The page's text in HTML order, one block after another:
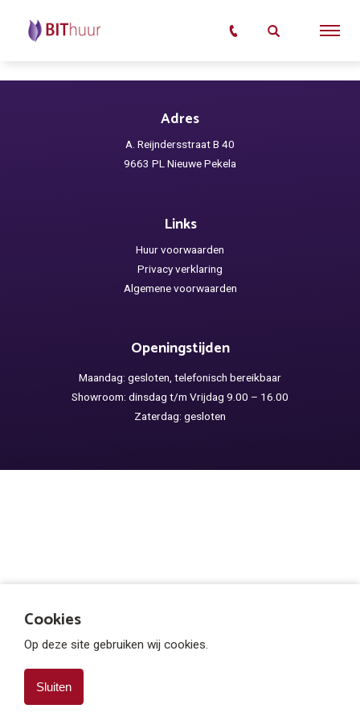
Cookies
Op deze site gebruiken wij cookies.
Sluiten
Adres
A. Reijndersstraat B 40
9663 PL Nieuwe Pekela
Links
Huur voorwaarden
Privacy verklaring
Algemene voorwaarden
Openingstijden
Maandag: gesloten, telefonisch bereikbaar
Showroom: dinsdag t/m Vrijdag 9.00 – 16.00
Zaterdag: gesloten